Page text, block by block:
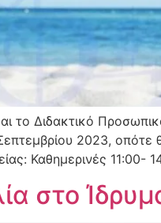
το Διδακτικό
2023,
Καθημερινές 11:00-
στο